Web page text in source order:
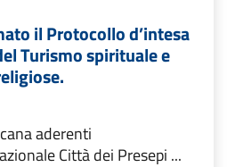
il Protocollo d’intesa
Turismo spirituale e
aderenti
Città dei Presepi ...